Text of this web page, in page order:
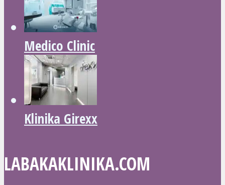
Medico Clinic
Klinika Girexx
LABAKAKLINIKA.COM